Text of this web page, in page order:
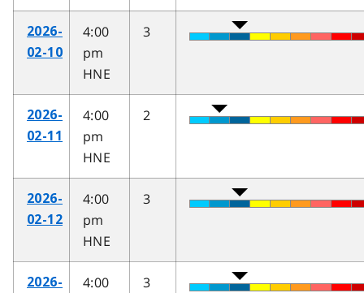
2026-
02-10
4:00
pm
HNE
3
2026-
02-11
4:00
pm
HNE
2
2026-
02-12
4:00
pm
HNE
3
2026-
4:00
3